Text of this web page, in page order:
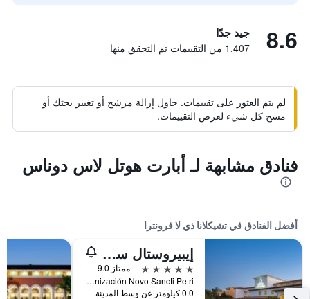
8.6 جيد جدًا
1,407 من التقييمات تم التحقق منها
لم يتم العثور على تقييمات. حاول إزالة مرشح أو تغيير بحثك أو
مسح كل شيء لعرض التقييمات.
فنادق مشابهة لـ أبارت هوتل لاس دوناس
أفضل الفنادق في تشيكلانا ذي لا فرونترا
إيبيروستال سيليكشن أندالوسيا بلايا
5 نجوم
ممتاز 9.0
Urbanización Novo Sancti Petri, تشيكلانا ذي لا فرونترا, منطقة أندلوسيا, أسبانيا
0.0 كيلومتر عن وسط المدينة